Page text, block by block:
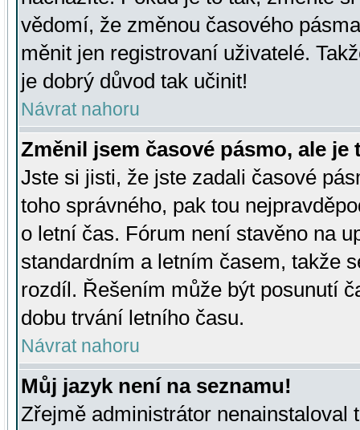
vědomí, že změnou časového
měnit jen registrovaní uživatelé.
je dobrý důvod tak učinit!
Návrat nahoru
Změnil jsem časové pásmo, ale je
Jste si jisti, že jste zadali časové
toho správného, pak tou
o letní čas. Fórum není stavěno na
standardním a letním časem, takže
rozdíl. Řešením může být posunutí
dobu trvání letního času.
Návrat nahoru
Můj jazyk není na seznamu!
Zřejmě administrátor nenainstaloval